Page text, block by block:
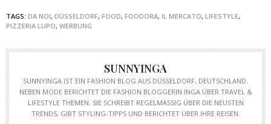
TAGS: DA NOI, DÜSSELDORF, FOOD, FOODORA, IL MERCATO, LIFESTYLE,
PIZZERIA LUPO, WERBUNG
SUNNYINGA
SUNNYINGA IST EIN FASHION BLOG AUS DÜSSELDORF, DEUTSCHLAND.
NEBEN MODE BERICHTET DIE FASHION BLOGGERIN INGA ÜBER TRAVEL &
LIFESTYLE THEMEN. SIE SCHREIBT REGELMÄSSIG ÜBER DIE NEUSTEN T
RENDS, GIBT STYLING-TIPPS UND BERICHTET ÜBER IHRE REISEN.